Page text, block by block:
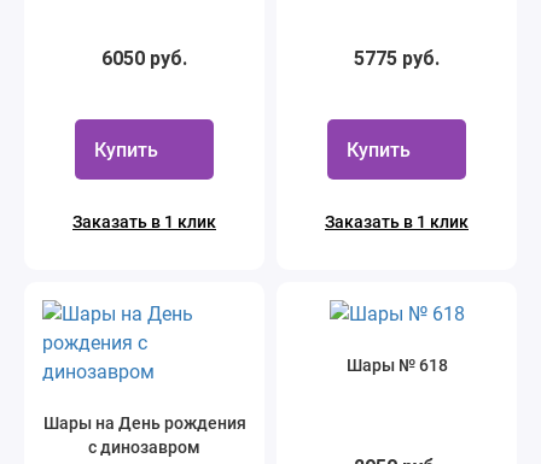
6050 руб.
Купить
Заказать в 1 клик
5775 руб.
Купить
Заказать в 1 клик
Шары на День рождения
с динозавром
Шары № 618